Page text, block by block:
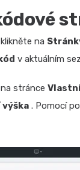
na
v aktuálním
na stránce
. Pomocí